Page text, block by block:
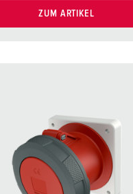
ZUM ARTIKEL